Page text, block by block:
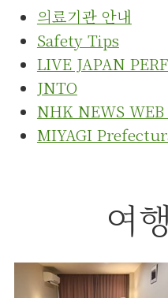
의료기관 안내
Safety Tips
LIVE JAPAN
JNTO
NHK NEWS WEB
MIYAGI
여